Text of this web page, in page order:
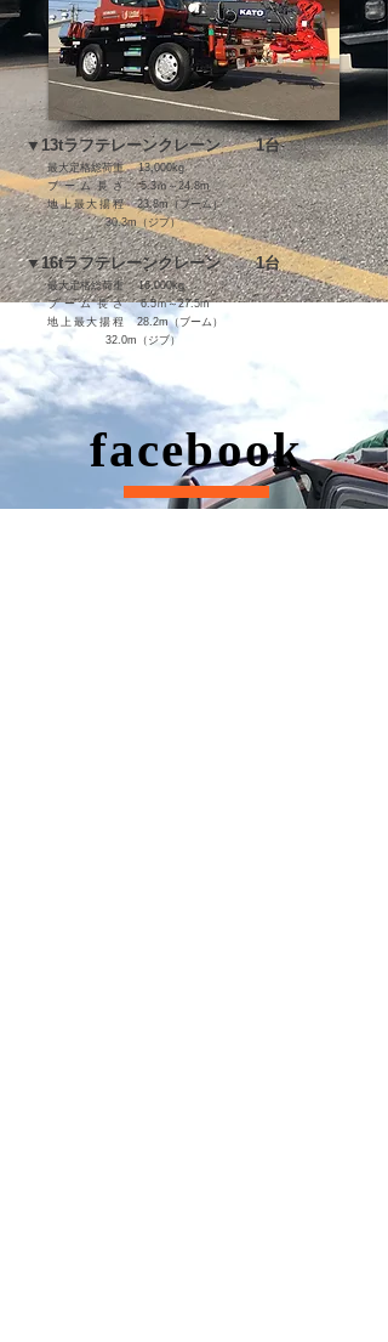
▼13tラフテレーンクレーン1台
最大定格総荷重 13,000kg
​ ブーム長さ5.3ｍ～24.8m
​地上最大揚程23.8m（ブーム）
30.3m（ジブ）
▼16tラフテレーンクレーン1台
最大定格総荷重 16,000kg
​ブーム長さ6.5ｍ～27.5m
地上最大揚程28.2m（ブーム）
32.0m（ジブ）
facebook